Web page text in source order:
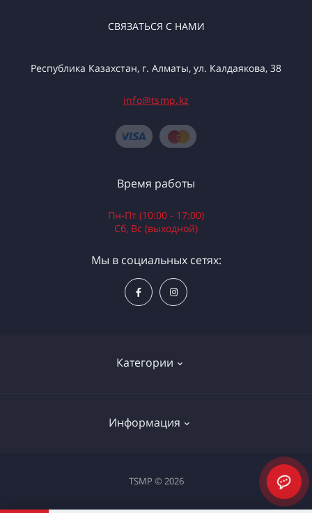
СВЯЗАТЬСЯ С НАМИ
Республика Казахстан, г. Алматы, ул. Калдаякова, 38
info@tsmp.kz
Категории
Электроинструменты
Информация
Доставка и оплата
Время работы
Пн-Пт (10:00 - 17:00)
Сб, Вс (выходной)
Мы в социальных сетях:
TSMP © 2026